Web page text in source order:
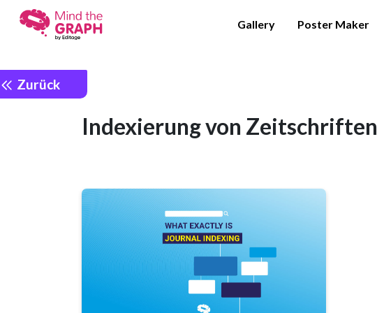
Gallery Poster Maker
Zurück
Indexierung von Zeitschriften